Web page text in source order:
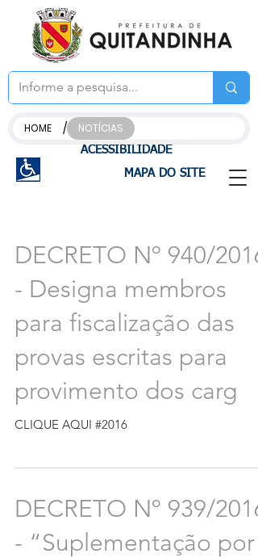
ACESSIBILIDADE
MAPA DO SITE
HOME / NOTÍCIAS
DECRETO Nº 940/2016
- Designa membros
para fiscalização das
provas escritas para
provimento dos carg
CLIQUE AQUI #2016
DECRETO Nº 939/2016
- “Suplementação por